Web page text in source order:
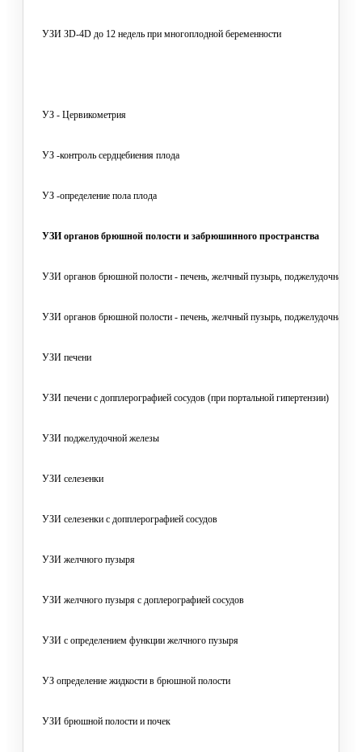
УЗИ ЗD-4D до 12 недель при многоплодной беременности
УЗ - Цервикометрия
УЗ -контроль сердцебиения плода
УЗ -определение пола плода
УЗИ органов брюшной полости и забрюшинного пространства
УЗИ органов брюшной полости - печень, желчный пузырь, поджелудочная
УЗИ органов брюшной полости - печень, желчный пузырь, поджелудочная
УЗИ печени
УЗИ печени с допплерографией сосудов (при портальной гипертензии)
УЗИ поджелудочной железы
УЗИ селезенки
УЗИ селезенки с допплерографией сосудов
УЗИ желчного пузыря
УЗИ желчного пузыря с доплерографией сосудов
УЗИ с определением функции желчного пузыря
УЗ определение жидкости в брюшной полости
УЗИ брюшной полости и почек